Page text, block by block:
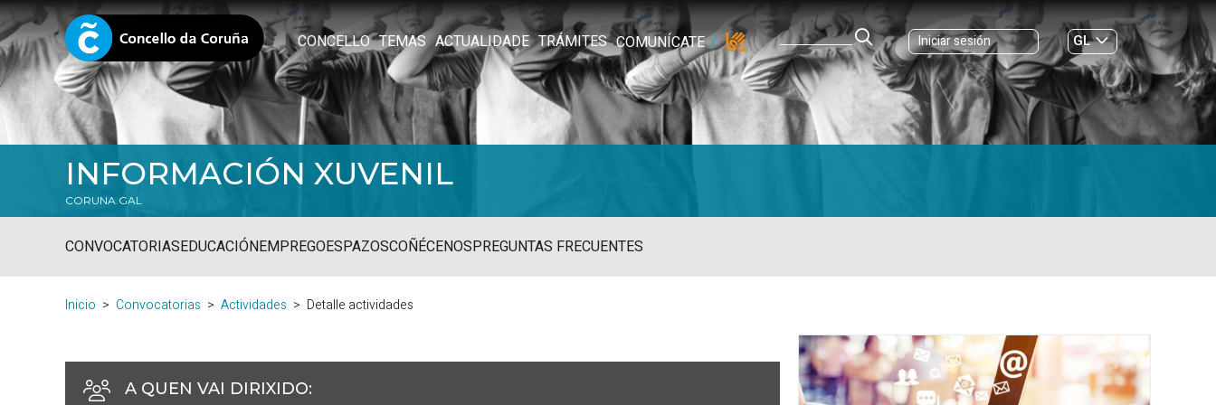
CONCELLO TEMAS ACTUALIDADE TRÁMITES COMUNÍCATE Iniciar sesión
GL
ES|
INFORMACIÓN XUVENIL
CORUNA.GAL
CONVOCATORIASEDUCACIÓNEMPREGOESPAZOSCOÑÉCENOSPREGUNTAS FRECUENTES
Inicio Convocatorias Actividades Detalle actividades
A QUEN VAI DIRIXIDO: